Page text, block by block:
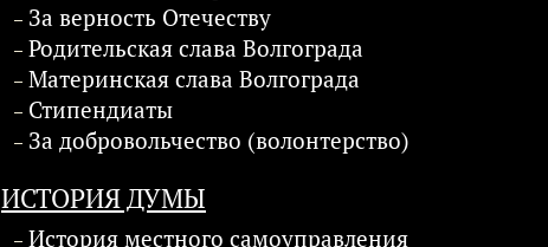
За верность Отечеству
Родительская слава Волгограда
Материнская слава Волгограда
Стипендиаты
За добровольчество (волонтерство)
ИСТОРИЯ ДУМЫ
История местного самоуправления